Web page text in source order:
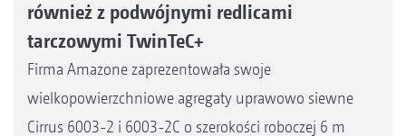
również z podwójnymi redlicami
tarczowymi TwinTeC+
Firma Amazone zaprezentowała swoje
wielkopowierzchniowe agregaty uprawowo siewne
Cirrus 6003-2 i 6003-2C o szerokości roboczej 6 m